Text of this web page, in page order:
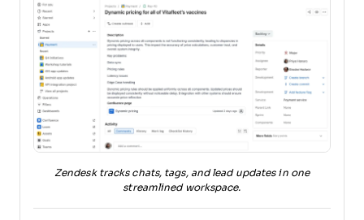
Zendesk tracks chats, tags, and lead updates in one
streamlined workspace.